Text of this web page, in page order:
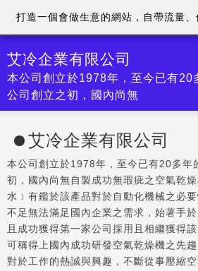
艾冷企業有限公司
本公司創立於1978年，至今已有20
公司創立之初，國內尚無
艾冷企業有限公司
本公司創立於1978年，至今已有20多年
初，國內尚無自製成功無瑕疵之空氣乾
水﹞有鑑於該產品對於自動化機械之必
不足無法滿足國內企業之需求，始著手
且成功獲得第一家公司採用且相繼獲得
可稱得上國內成功研發空氣乾燥機之先
對於工作的熱誠與興趣，不斷從事壓縮
打造一個會做生意的網站，自帶流量